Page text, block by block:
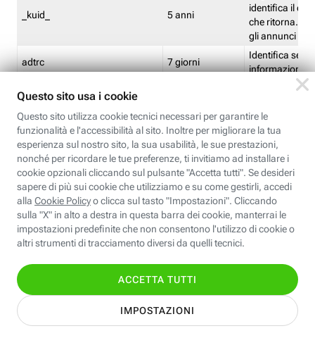
_kuid_ 5 anni
identifica il
che ritorna.
gli annunci
adtrc 7 giorni
Identifica se
informazioni
CFFC<TagID>
Limite di
CM 1 giorno
Identifica se
ricontrollare
corrispondenti
(impostata da
CM14 14 giorni
Identifica se
ricontrollare
corrispondenti
(impostata da
pagine
EBFC<BannerID> 7 giorni
Identifica la
banner
Identifica la